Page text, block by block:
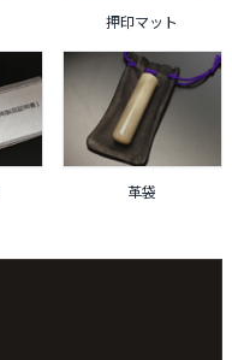
押印マット
革袋